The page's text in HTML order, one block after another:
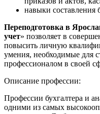
навыки составления
Переподготовка в
учет» позволяет в
повысить личную
умения, необходимые для
профессионалом в своей
Описание профессии:
Профессии бухгалтера и
одними из самых